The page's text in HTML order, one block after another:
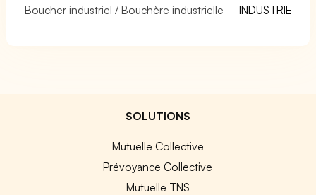
Boucher industriel / Bouchère industrielle INDUSTRIE
SOLUTIONS
Mutuelle Collective
Prévoyance Collective
Mutuelle TNS